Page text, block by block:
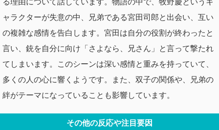
ャラクターが失意の中、兄弟である宮田司郎と出会い、互い
の複雑な感情を告白します。宮田は自分の役割が終わったと
言い、銃を自分に向け「さよなら、兄さん」と言って撃たれ
てしまいます。このシーンは深い感情と重みを持っていて、
多くの人の心に響くようです。また、双子の関係や、兄弟の
絆がテーマになっていることも影響しています。
その他の反応や注目要因